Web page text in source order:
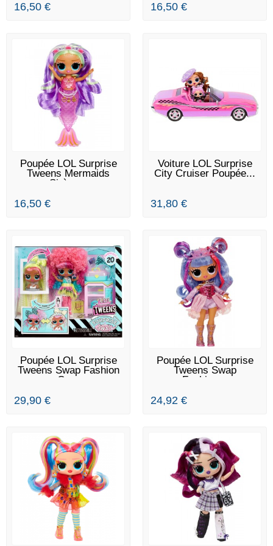
16,50 € 16,50 €
EN STOCK
Poupée LOL Surprise
Tweens Mermaids
Sirène...
16,50 €
EN STOCK
Voiture LOL Surprise
City Cruiser Poupée...
31,80 €
EN STOCK
Poupée LOL Surprise
Tweens Swap Fashion
Cora
29,90 €
DERNIERS ARTICLES EN
STOCK
Poupée LOL Surprise
Tweens Swap
Fashion...
24,92 €